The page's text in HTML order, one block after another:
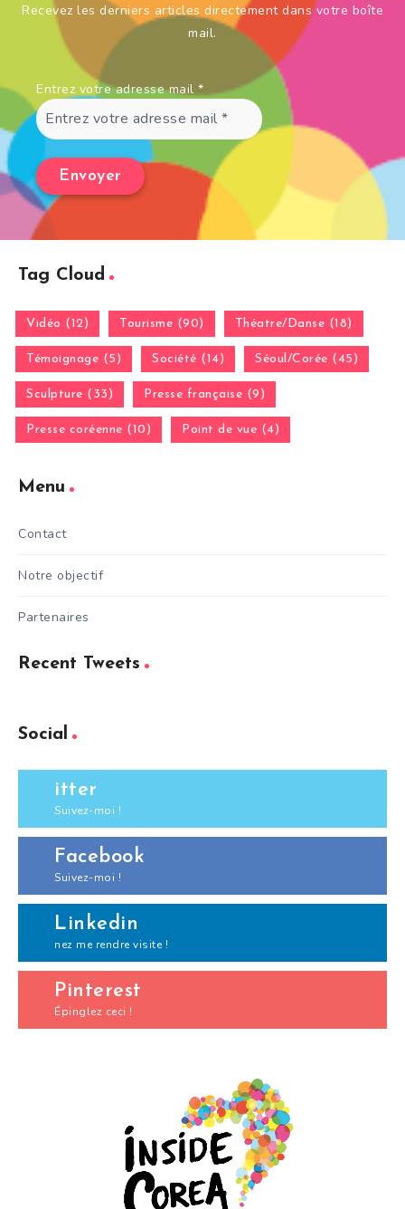
Recevez les derniers articles directement dans votre boîte
mail.
Entrez votre adresse mail *
Tag Cloud
Vidéo (12) Tourisme (90) Théatre/Danse (18)
Témoignage (5) Société (14) Séoul/Corée (45)
Sculpture (33) Presse française (9)
Presse coréenne (10) Point de vue (4)
Menu
Contact
Notre objectif
Partenaires
Recent Tweets
Social
itter
Suivez-moi !
Facebook
Suivez-moi !
Linkedin
nez me rendre visite !
Pinterest
Épinglez ceci !